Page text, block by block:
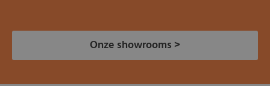
Onze showrooms >